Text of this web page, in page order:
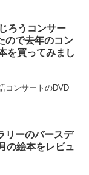
ろうコンサー
ので去年のコン
を買ってみまし
コンサートのDVD
リーのバースデ
の絵本をレビュ